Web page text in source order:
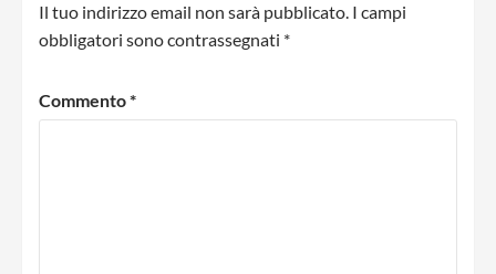
Il tuo indirizzo email non sarà pubblicato. I campi
obbligatori sono contrassegnati *
Commento*